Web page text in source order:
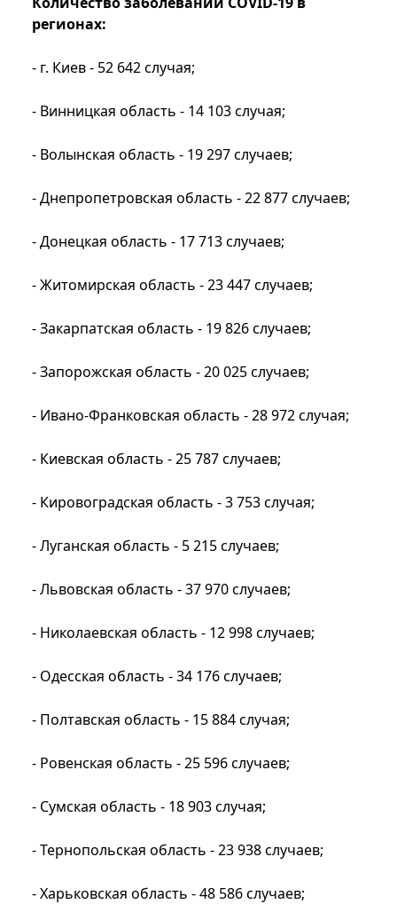
регионах:
- г. Киев - 52 642 случая;
- Винницкая область - 14 103 случая;
- Волынская область - 19 297 случаев;
- Днепропетровская область - 22 877 случаев;
- Донецкая область - 17 713 случаев;
- Житомирская область - 23 447 случаев;
- Закарпатская область - 19 826 случаев;
- Запорожская область - 20 025 случаев;
- Ивано-Франковская область - 28 972 случая;
- Киевская область - 25 787 случаев;
- Кировоградская область - 3 753 случая;
- Луганская область - 5 215 случаев;
- Львовская область - 37 970 случаев;
- Николаевская область - 12 998 случаев;
- Одесская область - 34 176 случаев;
- Полтавская область - 15 884 случая;
- Ровенская область - 25 596 случаев;
- Сумская область - 18 903 случая;
- Тернопольская область - 23 938 случаев;
- Харьковская область - 48 586 случаев;